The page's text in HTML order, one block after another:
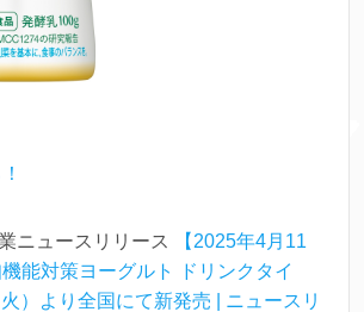
ニュースリリース
【2025年4月11
能対策ヨーグルト ドリンクタイ
）より全国にて新発売 | ニュースリ